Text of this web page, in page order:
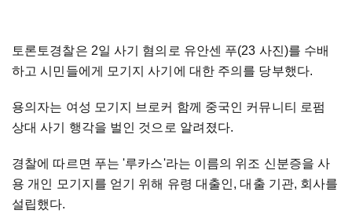
토론토경찰은 2일 사기 혐의로 유안센 푸(23 사진)를 수배
하고 시민들에게 모기지 사기에 대한 주의를 당부했다.
용의자는 여성 모기지 브로커 함께 중국인 커뮤니티 로펌
상대 사기 행각을 벌인 것으로 알려졌다.
경찰에 따르면 푸는 '루카스'라는 이름의 위조 신분증을 사
용 개인 모기지를 얻기 위해 유령 대출인, 대출 기관, 회사를
설립했다.